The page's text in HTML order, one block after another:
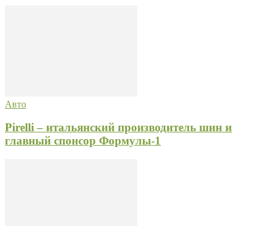
Авто
Pirelli – итальянский производитель шин и
главный спонсор Формулы-1